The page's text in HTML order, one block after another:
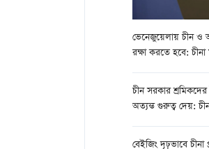
ভেনেজুয়েলায় চীন ও
রক্ষা করতে হবে: চীনা
চীন সরকার
অত্যন্ত গুরুত্ব দেয়:
বেইজিং দৃঢ়ভাবে চীনা